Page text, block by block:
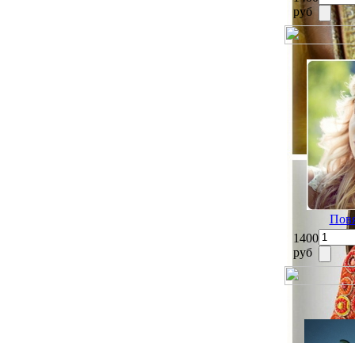
руб
1400
руб